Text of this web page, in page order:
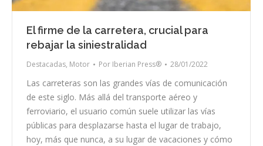
El firme de la carretera, crucial para
rebajar la siniestralidad
Destacadas, Motor Por Iberian Press® 28/01/2022
Las carreteras son las grandes vías de comunicación
de este siglo. Más allá del transporte aéreo y
ferroviario, el usuario común suele utilizar las vías
públicas para desplazarse hasta el lugar de trabajo,
hoy, más que nunca, a su lugar de vacaciones y cómo